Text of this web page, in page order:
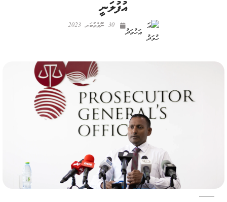
އުފުލަނީ
އަހުމަދު
30 ނޮވެމްބަރ 2023